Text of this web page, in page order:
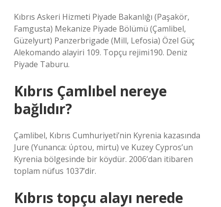
Kıbrıs Askeri Hizmeti Piyade Bakanlığı (Paşakör,
Famgusta) Mekanize Piyade Bölümü (Çamlibel,
Güzelyurt) Panzerbrigade (Mill, Lefosia) Özel Güç
Alekomando alayiri 109. Topçu rejimi190. Deniz
Piyade Taburu.
Kıbrıs Çamlıbel nereye
bağlıdır?
Çamlibel, Kıbrıs Cumhuriyeti’nin Kyrenia kazasında
Jure (Yunanca: ύρτου, mirtu) ve Kuzey Cypros’un
Kyrenia bölgesinde bir köydür. 2006’dan itibaren
toplam nüfus 1037’dir.
Kıbrıs topçu alayı nerede